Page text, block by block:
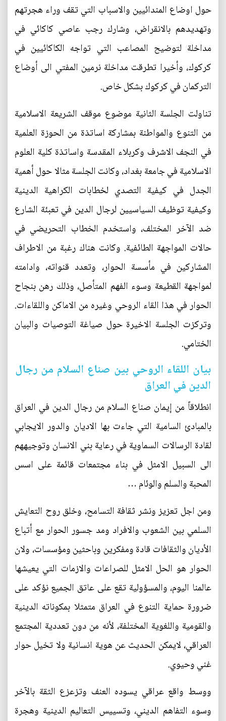
حول اوضاع المندائيين والاسباب التي تقف وراء هجرتهم
وتهديدهم بالانقراض، وشارك رجب عاصي كاكائي في
مداخلة لتوضيح المصاعب التي تواجه الكاكائيين في
كركوك، وأخيرا تطرقت مداخلة نرمين المفتي الى أوضاع
التركمان في كركوك بشكل خاص.
تناولت الجلسة الثانية موضوع موقف الشريعة الاسلامية
من التنوع والمواطنة بمشاركة اساتذة من الحوزة العلمية
في النجف الاشرف وكربلاء المقدسة واساتذة كلية العلوم
الاسلامية في جامعة بغداد، وكانت الجلسة مثالا حول أهمية
الجدل في كيفية التصدي لخطابات الكراهية الدينية
وكيفية توظيف السياسيين لرجال الدين في تعبئة الشارع
ضد الآخر المختلف، واستخدم الخطاب التحريضي في
حالات المواجهة الطائفية. وكانت هناك رغبة من الاطراف
المشاركين في مأسسة الحوار، وتعدد قنواته، وادامته
لمواجهة القطيعة وسوء الفهم المتأصل، وذلك رهن بنجاح
الحوار في هذا القاء الروحي وغيره من الاماكن واللقاءات.
وتركزت الجلسة الاخيرة حول صياغة التوصيات والبيان
الختامي.
بيان اللقاء الروحي بين صناع السلام من رجال
الدين في العراق
انطلاقاً من إيمان صناع السلام من رجال الدين في العراق
بالمبادئ السامية التي جاءت بها الاديان والدور الايجابي
لقادة الرسالات السماوية في رعاية بني الانسان وتوجيههم
الى السبيل الامثل في بناء مجتمعات قائمة على اسس
المحبة والسلم والوئام …
ومن اجل تعزيز ونشر ثقافة التسامح، وخلق روح التعايش
السلمي بين الشعوب والافراد ومد جسور الحوار مع أتباع
الأديان والثقافات قادة ومفكرين وباحثين ومؤسسات، ولان
الحوار هو الحل الامثل للصراعات والازمات التي يعيشها
عالمنا اليوم، والمسؤولية تقع على عاتق الجميع نؤكد على
ضرورة حماية التنوع في العراق متمثلا بمكوناته الدينية
والقومية واللغوية المختلفة، لأنه من دون تعددية المجتمع
العراقي، لايمكن الحديث عن هوية انسانية ولا تخيل حوار
غني وحيوي.
ووسط واقع عراقي يسوده العنف وتزعزع الثقة بالآخر
وسوء التفاهم الديني، وتسييس التعاليم الدينية وهجرة